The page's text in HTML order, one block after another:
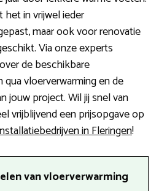
in vrijwel ieder
maar ook voor renovatie
Via onze experts
de beschikbare
vloerverwarming en de
jouw project. Wil jij snel van
vrijblijvend een prijsopgave op
in Fleringen!
van vloerverwarming